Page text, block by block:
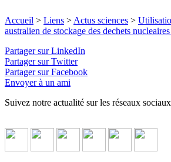
Accueil > Liens > Actus sciences >
australien de stockage des dechets
Partager sur LinkedIn
Partager sur Twitter
Partager sur Facebook
Envoyer à un ami
Suivez notre actualité sur les réseaux